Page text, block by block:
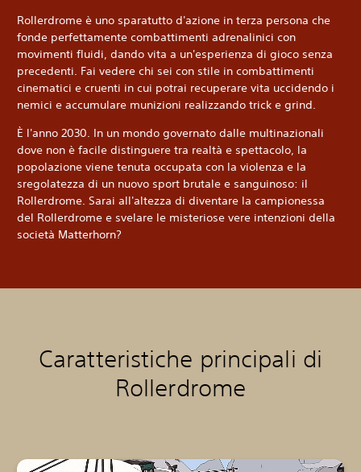
Rollerdrome è uno sparatutto d'azione in terza persona che
fonde perfettamente combattimenti adrenalinici con
movimenti fluidi, dando vita a un'esperienza di gioco senza
precedenti. Fai vedere chi sei con stile in combattimenti
cinematici e cruenti in cui potrai recuperare vita uccidendo i
nemici e accumulare munizioni realizzando trick e grind.
È l'anno 2030. In un mondo governato dalle multinazionali
dove non è facile distinguere tra realtà e spettacolo, la
popolazione viene tenuta occupata con la violenza e la
sregolatezza di un nuovo sport brutale e sanguinoso: il
Rollerdrome. Sarai all'altezza di diventare la campionessa
del Rollerdrome e svelare le misteriose vere intenzioni della
società Matterhorn?
Caratteristiche principali di
Rollerdrome